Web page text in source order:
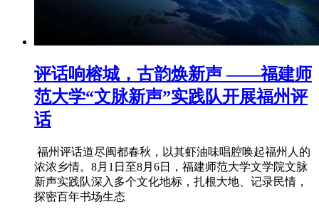
评话响榕城，古韵焕新声 ——福建师
范大学“文脉新声”实践队开展福州评
话
​ 福州评话道尽闽都春秋，以其虾油味唱腔唤起福州人的
浓浓乡情。8月1日至8月6日，福建师范大学文学院文脉
新声实践队深入多个文化地标，扎根大地、记录民情，
探密百年书场生态